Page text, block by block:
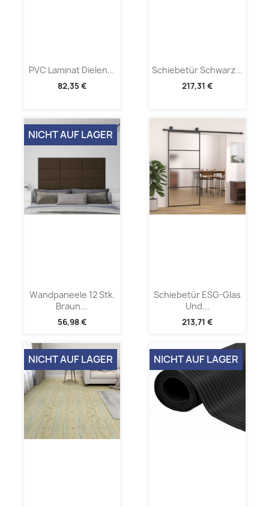
PVC Laminat Dielen...
82,35 €
Schiebetür Schwarz...
217,31 €
Wandpaneele 12 Stk.
Braun...
56,98 €
NICHT AUF LAGER
Schiebetür ESG-Glas
Und...
213,71 €
NICHT AUF LAGER NICHT AUF LAGER